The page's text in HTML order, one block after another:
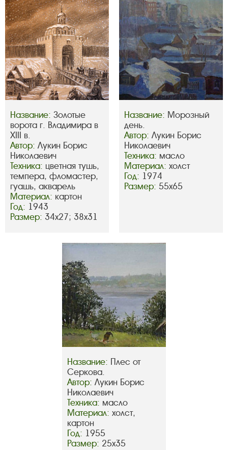
Название: Золотые
ворота г. Владимира в
XIII в.
Автор: Лукин Борис
Николаевич
Техника: цветная тушь,
темпера, фломастер,
гуашь, акварель
Материал: картон
Год: 1943
Размер: 34х27; 38х31
Название: Морозный
день.
Автор: Лукин Борис
Николаевич
Техника: масло
Материал: холст
Год: 1974
Размер: 55х65
Название: Плес от
Серкова.
Автор: Лукин Борис
Николаевич
Техника: масло
Материал: холст,
картон
Год: 1955
Размер: 25х35